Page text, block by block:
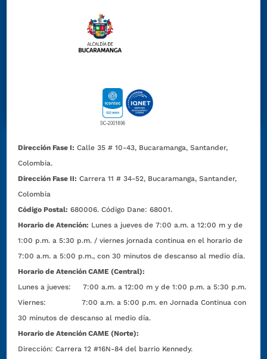
Dirección Fase I: Calle 35 # 10-43, Bucaramanga, Santander,
Colombia.
Dirección Fase II: Carrera 11 # 34-52, Bucaramanga, Santander,
Colombia
Código Postal: 680006. Código Dane: 68001.
Horario de Atención: Lunes a jueves de 7:00 a.m. a 12:00 m y de
1:00 p.m. a 5:30 p.m. / viernes jornada continua en el horario de
7:00 a.m. a 5:00 p.m., con 30 minutos de descanso al medio día.
Horario de Atención CAME (Central):
Lunes a jueves: 7:00 a.m. a 12:00 m y de 1:00 p.m. a 5:30 p.m.
Viernes: 7:00 a.m. a 5:00 p.m. en Jornada Continua con
30 minutos de descanso al medio día.
Horario de Atención CAME (Norte):
Dirección:Carrera 12 #16N-84 del barrio Kennedy.